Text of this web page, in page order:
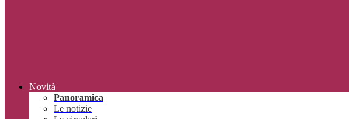
Novità
Panoramica
Le notizie